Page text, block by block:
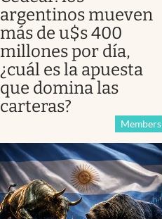
argentinos mueven
más de u$s 400
millones por día,
¿cuál es la apuesta
que domina las
carteras?
Members